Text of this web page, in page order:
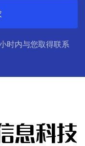
时内与您取得联系